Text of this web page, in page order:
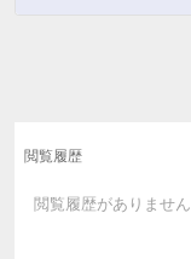
閲覧履歴
閲覧履歴がありません